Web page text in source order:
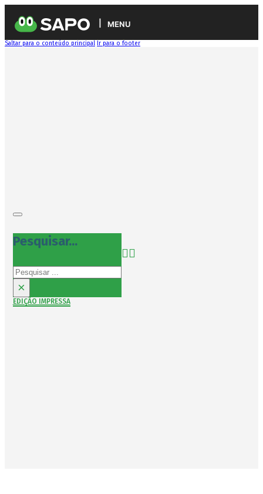
MENU
Saltar para o conteúdo principal Ir para o footer
Pesquisar...
Pesquisar
×
EDIÇÃO IMPRESSA